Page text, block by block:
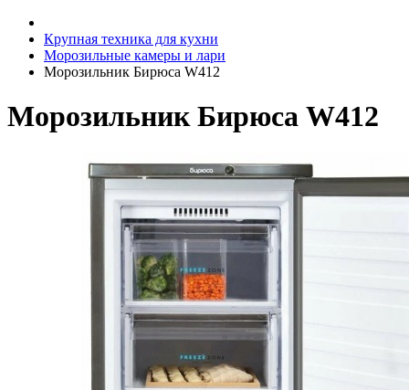
Крупная техника для кухни
Морозильные камеры и лари
Морозильник Бирюса W412
Морозильник Бирюса W412